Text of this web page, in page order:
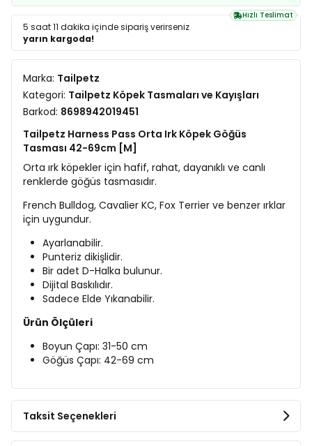
Hızlı Teslimat
5 saat 11 dakika içinde sipariş verirseniz
yarın kargoda!
Marka: Tailpetz
Kategori: Tailpetz Köpek Tasmaları ve Kayışları
Barkod: 8698942019451
Tailpetz Harness Pass Orta Irk Köpek Göğüs
Tasması 42-69cm [M]
Orta ırk köpekler için hafif, rahat, dayanıklı ve canlı
renklerde göğüs tasmasıdır.
French Bulldog, Cavalier KC, Fox Terrier ve benzer ırklar
için uygundur.
Ayarlanabilir.
Punteriz dikişlidir.
Bir adet D-Halka bulunur.
Dijital Baskılıdır.
Sadece Elde Yıkanabilir.
Ürün Ölçüleri
Boyun Çapı: 31-50 cm
Göğüs Çapı: 42-69 cm
Taksit Seçenekleri